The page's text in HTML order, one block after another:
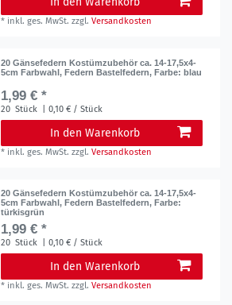
* inkl. ges. MwSt. zzgl.Versandkosten
20 Gänsefedern Kostümzubehör ca. 14-17,5x4-
5cm Farbwahl, Federn Bastelfedern, Farbe: blau
1,99 € *
20 Stück | 0,10 € / Stück
In den Warenkorb
* inkl. ges. MwSt. zzgl.Versandkosten
20 Gänsefedern Kostümzubehör ca. 14-17,5x4-
5cm Farbwahl, Federn Bastelfedern, Farbe:
türkisgrün
1,99 € *
20 Stück | 0,10 € / Stück
In den Warenkorb
* inkl. ges. MwSt. zzgl.Versandkosten